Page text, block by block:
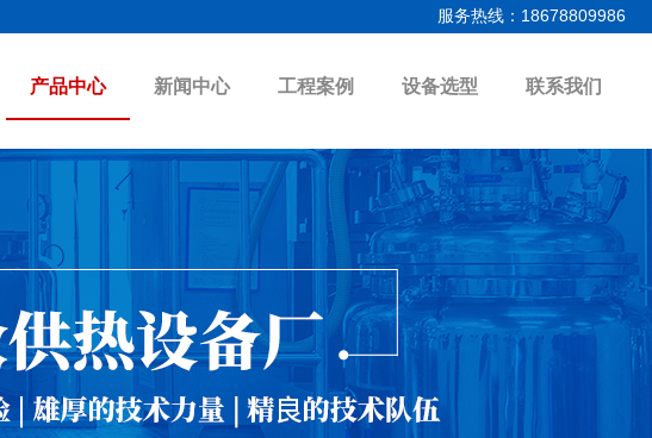
服务热线：18678809986
产品中心 新闻中心 工程案例 设备选型 联系我们